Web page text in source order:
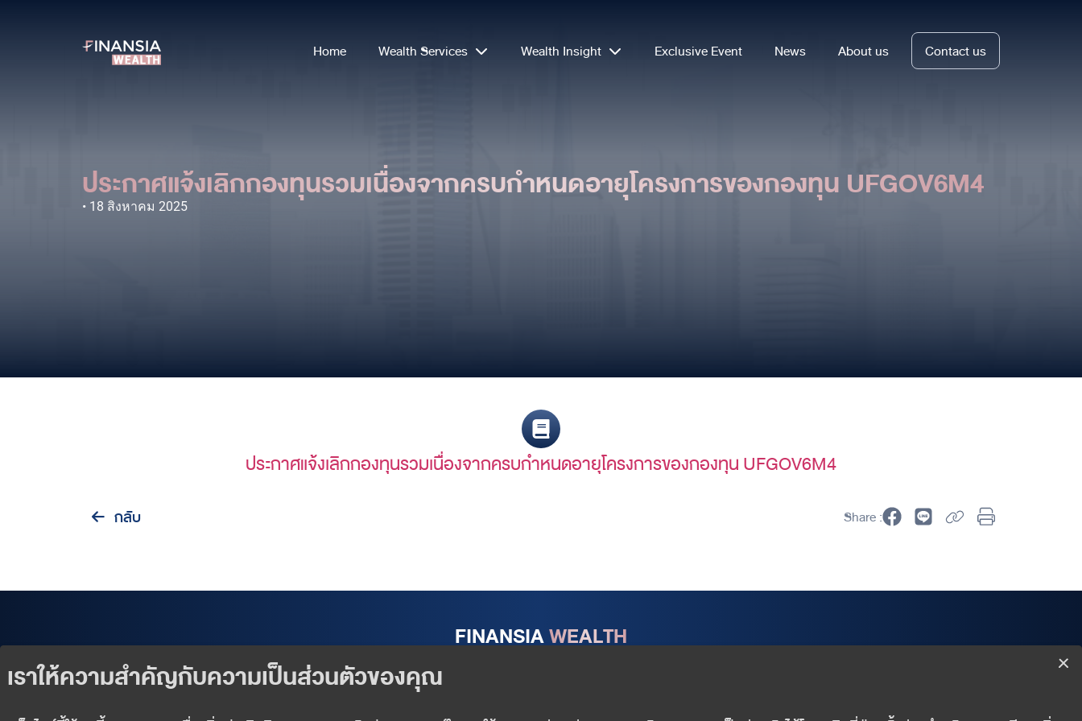
Home Wealth Services Wealth Insight Exclusive Event News About us Contact us
ประกาศแจ้งเลิกกองทุนรวมเนื่องจากครบกำหนดอายุโครงการของกองทุน UFGOV6M4
18 สิงหาคม 2025
ประกาศแจ้งเลิกกองทุนรวมเนื่องจากครบกำหนดอายุโครงการของกองทุน UFGOV6M4
กลับ Share :
FINANSIAWEALTH
Our Products
Exclusive Events
999/9 The Offices at CentralWorld 18/F, Rama I Road,